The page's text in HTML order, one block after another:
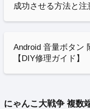
成功させる方法と注
Android 音量ボタン
【DIY修理ガイド】
にゃんこ大戦争 複数